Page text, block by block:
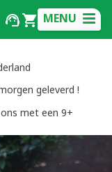
MENU
geleverd !
met een 9+